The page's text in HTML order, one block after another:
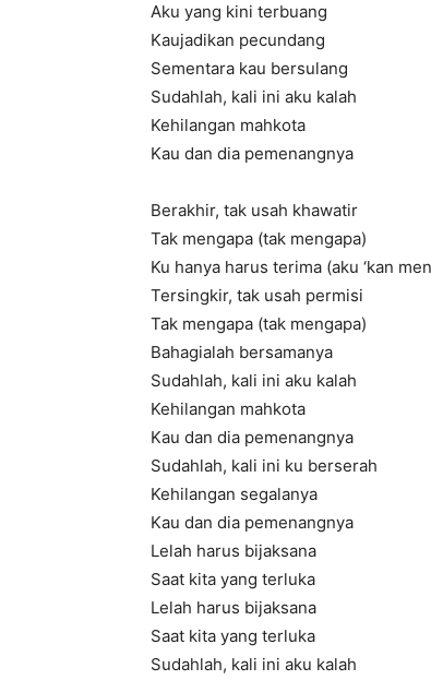
Aku yang kini terbuang
Kaujadikan pecundang
Sementara kau bersulang
Sudahlah, kali ini aku kalah
Kehilangan mahkota
Kau dan dia pemenangnya
Berakhir, tak usah khawatir
Tak mengapa (tak mengapa)
Ku hanya harus terima (aku ‘kan
Tersingkir, tak usah permisi
Tak mengapa (tak mengapa)
Bahagialah bersamanya
Sudahlah, kali ini aku kalah
Kehilangan mahkota
Kau dan dia pemenangnya
Sudahlah, kali ini ku berserah
Kehilangan segalanya
Kau dan dia pemenangnya
Lelah harus bijaksana
Saat kita yang terluka
Lelah harus bijaksana
Saat kita yang terluka
Sudahlah, kali ini aku kalah